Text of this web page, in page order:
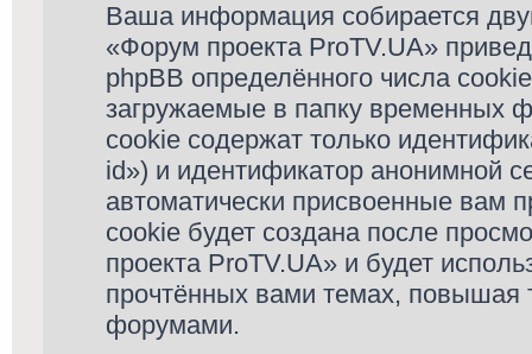
Ваша информация собирается
«Форум проекта ProTV.UA»
phpBB определённого числа
загружаемые в папку временных
cookie содержат только
id») и идентификатор анонимной
автоматически присвоенные вам
cookie будет создана после
проекта ProTV.UA» и будет
прочтённых вами темах, повышая
форумами.